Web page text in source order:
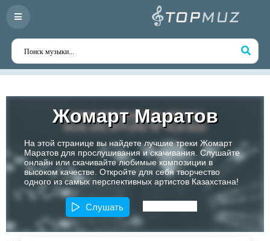
Жомарт Маратов
На этой странице вы найдете лучшие треки Жомарт
Маратов для прослушивания и скачивания. Слушайте
онлайн или скачивайте любимые композиции в
высоком качестве. Откройте для себя творчество
одного из самых перспективных артистов Казахстана!
Слушать